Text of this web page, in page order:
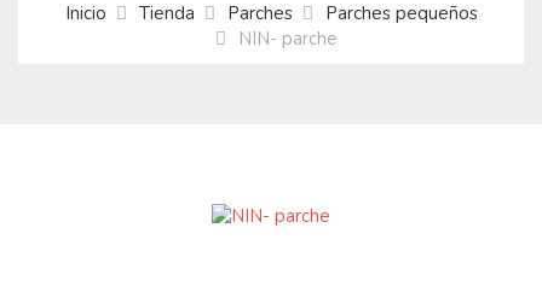
Inicio Tienda Parches
Parches pequeños
NIN- parche